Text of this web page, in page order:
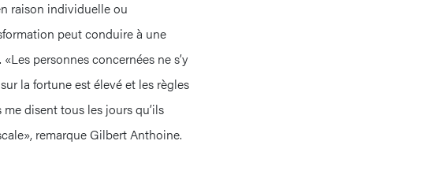
raison individuelle ou
peut conduire à une
personnes concernées ne s’y
la fortune est élevé et les règles
disent tous les jours qu’ils
remarque Gilbert Anthoine.